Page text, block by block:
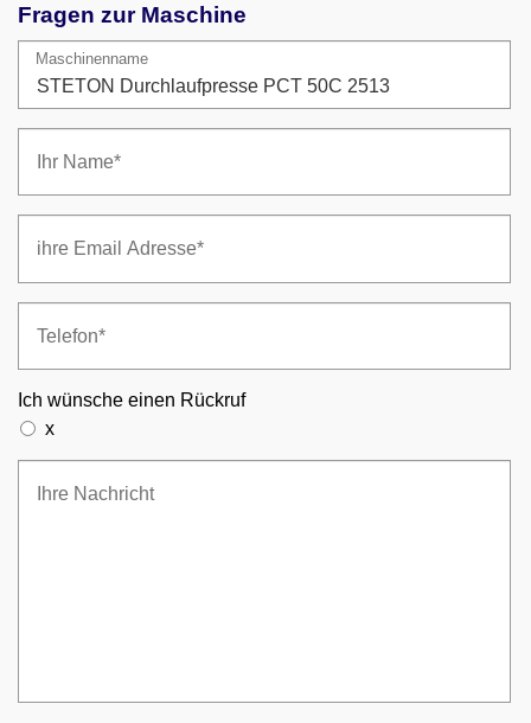
Fragen zur Maschine
Maschinenname
Ich wünsche einen Rückruf
x